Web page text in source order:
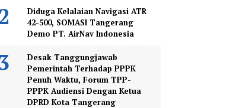
Diduga Kelalaian Navigasi ATR
42-500, SOMASI Tangerang
Demo PT. AirNav Indonesia
Desak Tanggungjawab
Pemerintah Terhadap PPPK
Penuh Waktu, Forum TPP-
PPPK Audiensi Dengan Ketua
DPRD Kota Tangerang